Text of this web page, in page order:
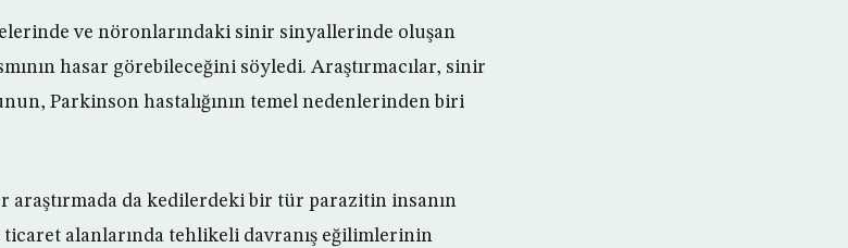
ve nöronlarındaki sinir sinyallerinde oluşan
hasar görebileceğini söyledi. Araştırmacılar, sinir
Parkinson hastalığının temel nedenlerinden biri
araştırmada da kedilerdeki bir tür parazitin insanın
ticaret alanlarında tehlikeli davranış eğilimlerinin